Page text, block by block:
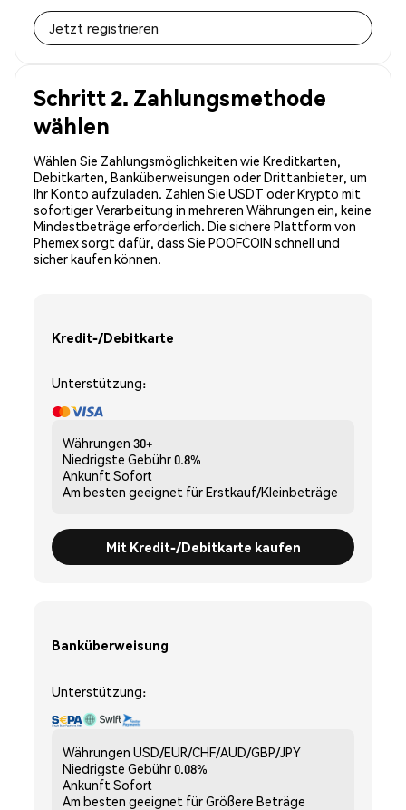
Jetzt registrieren
Schritt 2. Zahlungsmethode
wählen
Wählen Sie Zahlungsmöglichkeiten wie Kreditkarten,
Debitkarten, Banküberweisungen oder Drittanbieter, um
Ihr Konto aufzuladen. Zahlen Sie USDT oder Krypto mit
sofortiger Verarbeitung in mehreren Währungen ein, keine
Mindestbeträge erforderlich. Die sichere Plattform von
Phemex sorgt dafür, dass Sie POOFCOIN schnell und
sicher kaufen können.
Kredit-/Debitkarte
Unterstützung:
Währungen 30+
Niedrigste Gebühr0.8%
Ankunft Sofort
Am besten geeignet fürErstkauf/Kleinbeträge
Mit Kredit-/Debitkarte kaufen
Banküberweisung
Unterstützung:
Währungen USD/EUR/CHF/AUD/GBP/JPY
Niedrigste Gebühr0.08%
Ankunft Sofort
Am besten geeignet fürGrößere Beträge